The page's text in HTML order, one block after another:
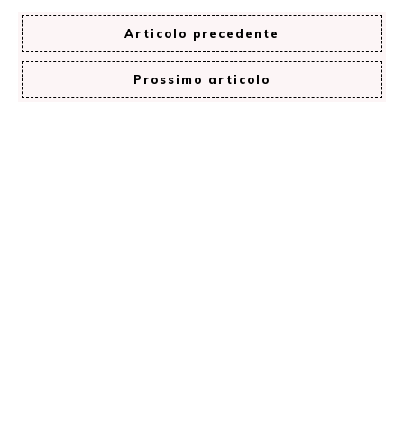
Articolo precedente
Prossimo articolo